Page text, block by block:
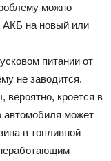
можно
АКБ на новый или
питании от
не заводится.
вероятно, кроется в
автомобиля может
в топливной